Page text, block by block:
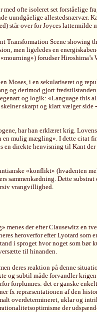
ofte isoleret set forståelige
uundgåelige allestedsnærvær.
står over for Joyces lattermilde
Scene showing
men ligeledes en
forudser
Moses, i en sekulariseret og
og derimod gjort
og logik: «Language
skarpt og klart vælger
har han erklæret krig.
mulig mægling». I dette citat
en direkte henvisning til Kant
«konflikt» (hvadenten
Dette
vrangvillighed.
der efter Clausewitz en
heroverfor efter Lyotard
i sproget hvor noget som bør
til hinanden.
deres reaktion på denne
og subtil måde forvandler
forplumres: det er ganske
repræsentationen af den
overdetermineret, uklar og
der